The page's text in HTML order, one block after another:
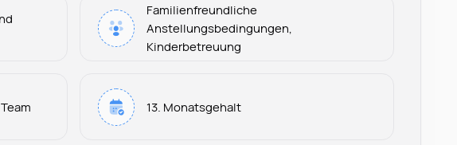
Familienfreundliche
Anstellungsbedingungen,
Kinderbetreuung
13. Monatsgehalt
Leonard Ramin
Recruiter at Rocken